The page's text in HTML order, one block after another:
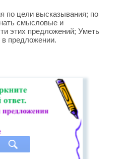
по цели высказывания; по
смысловые и
этих предложений; Уметь
в предложении.